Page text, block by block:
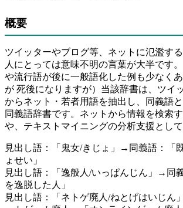
概要
ツイッターやブログ等、ネットに氾濫す
人にとっては意味不明の言葉が大半です
や流行語が後に一般語化した例も少なく
が 死後になりますが）当該辞書は、ツイ
からネット・若者用語を抽出し、同義語
同義語辞書です。ネットから情報を検索
や、テキストマイニングの分析支援として
見出し語：「鬼女/きじょ」→同義語：「
ょせい」
見出し語：「逸般人/いっぱんじん」→同
を逸脱した人」
見出し語：「ネトゲ廃人/ねとげはいじん